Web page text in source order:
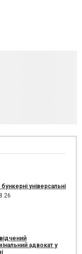
бункерні універсальні
адвокат у